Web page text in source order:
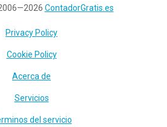
ContadorGratis.es
Privacy Policy
Cookie Policy
Acerca de
Servicios
del servicio